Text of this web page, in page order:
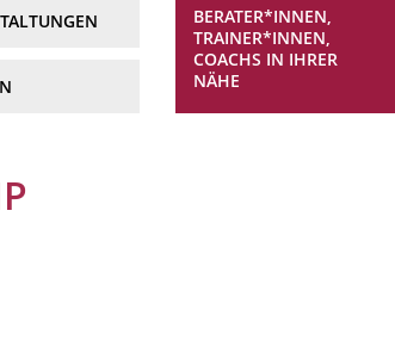
BERATER*INNEN,
TRAINER*INNEN,
COACHS IN IHRER
NÄHE